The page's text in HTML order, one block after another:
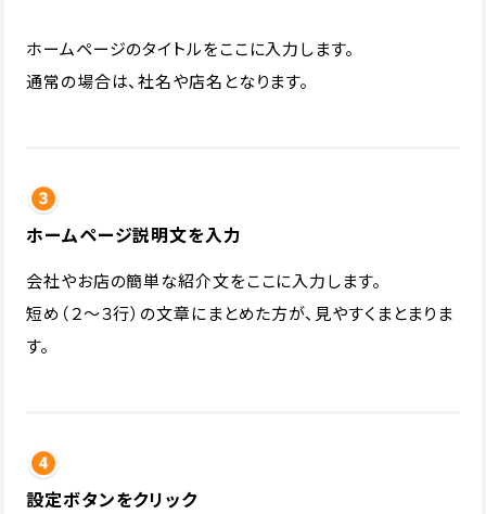
ホームページのタイトルをここに入力します。
通常の場合は、社名や店名となります。
ホームページ説明文を入力
会社やお店の簡単な紹介文をここに入力します。
短め（２〜３行）の文章にまとめた方が、見やすくまとまりま
す。
設定ボタンをクリック